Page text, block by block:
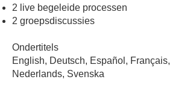
2 live begeleide processen
2 groepsdiscussies
Ondertitels
English, Deutsch, Español, Français,
Nederlands, Svenska